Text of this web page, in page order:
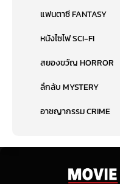
แฟนตาซี FANTASY
หนังไซไฟ SCI-FI
สยองขวัญ HORROR
ลึกลับ MYSTERY
อาชญากรรม CRIME